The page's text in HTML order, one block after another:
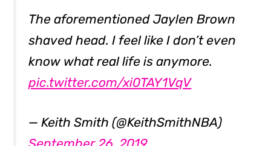
The aforementioned Jaylen Brown
shaved head. I feel like I don’t even
know what real life is anymore.
pic.twitter.com/xi0TAY1VqV
— Keith Smith (@KeithSmithNBA)